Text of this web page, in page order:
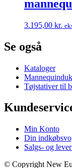
3.195,00 kr.
Se også
Kataloger
Tøjstativer til
Min Konto
Din
Salgs- og
© Copyright New